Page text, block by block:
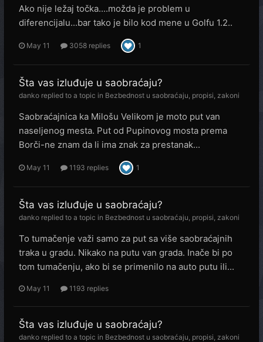
Ako nije ležaj točka....možda je problem u
diferencijalu...bar tako je bilo kod mene u Golfu 1.2..
May 11 3058 replies 1
Šta vas izluđuje u saobraćaju?
danko replied to a topic in Bezbednost u saobraćaju, propisi, zakoni
Saobraćajnica ka Milošu Velikom je moto put van
naseljenog mesta. Put od Pupinovog mosta prema
Borči-ne znam da li ima znak za prestanak...
May 11 1193 replies 1
Šta vas izluđuje u saobraćaju?
danko replied to a topic in Bezbednost u saobraćaju, propisi, zakoni
To tumačenje važi samo za put sa više saobraćajnih
traka u gradu. Nikako na putu van grada. Inače bi po
tom tumačenju, ako bi se primenilo na auto putu ili...
May 11 1193 replies
Šta vas izluđuje u saobraćaju?
danko replied to a topic in Bezbednost u saobraćaju, propisi, zakoni